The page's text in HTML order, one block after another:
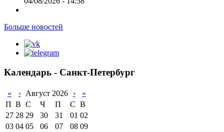
Больше новостей
Календарь - Санкт-Петербург
« ‹ Август 2026 ›
»
П В С Ч П С В
27 28 29 30 31 01 02
03 04 05 06 07 08 09